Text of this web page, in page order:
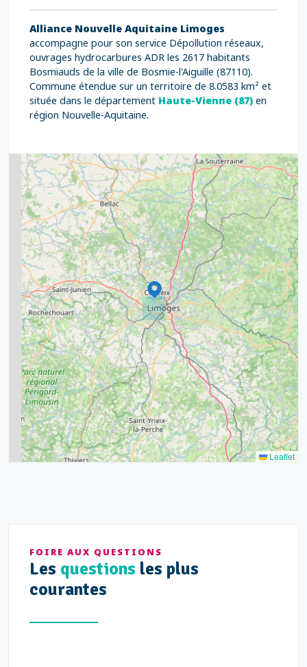
Alliance Nouvelle Aquitaine Limoges
accompagne pour son service Dépollution réseaux,
ouvrages hydrocarbures ADR les 2617 habitants
Bosmiauds de la ville de Bosmie-l'Aiguille (87110).
Commune étendue sur un territoire de 8.0583 km² et
située dans le département Haute-Vienne (87) en
région Nouvelle-Aquitaine.
2
9
2
3
11
5
8
7
7
6
20
2
9
8
5
11
15
7
Leaflet
FOIRE AUX QUESTIONS
Les questions les plus
courantes